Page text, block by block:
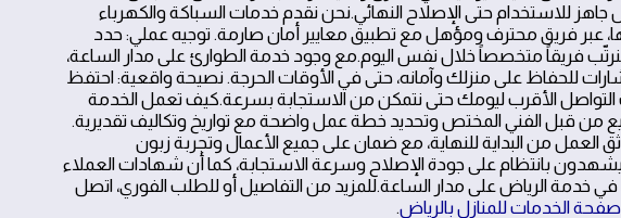
للاستخدام حتى الإصلاح النهائي.نحن نقدم خدمات السباكة والكهرباء
عبر فريق محترف ومؤهل مع تطبيق معايير أمان صارمة. توجيه عملي: حدد
فريقاً متخصصاً خلال نفس اليوم.مع وجود خدمة الطوارئ على مدار الساعة،
للحفاظ على منزلك وآمانه، حتى في الأوقات الحرجة. نصيحة واقعية: احتفظ
التواصل الأقرب ليومك حتى نتمكن من الاستجابة بسرعة.كيف تعمل الخدمة
من قبل الفني المختص وتحديد خطة عمل واضحة مع تواريخ وتكاليف تقديرية.
العمل من البداية للنهاية، مع ضمان على جميع الأعمال وتجربة زبون
بانتظام على جودة الإصلاح وسرعة الاستجابة، كما أن شهادات العملاء
في خدمة الرياض على مدار الساعة.للمزيد من التفاصيل أو للطلب الفوري، اتصل
صفحة الخدمات للمنازل بالرياض